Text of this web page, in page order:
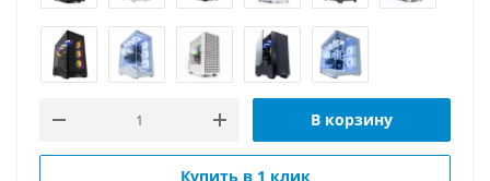
В корзину
Купить в 1 клик